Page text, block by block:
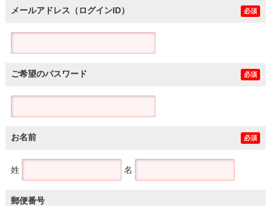
メールアドレス（ログインID） 必須
ご希望のパスワード 必須
お名前 必須
姓 名
郵便番号